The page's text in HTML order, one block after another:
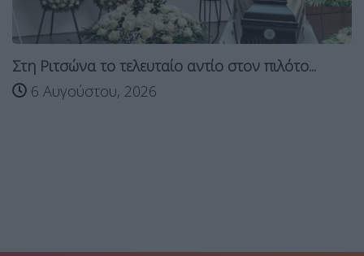
Στη Ριτσώνα το τελευταίο αντίο στον πιλότο...
6 Αυγούστου, 2026